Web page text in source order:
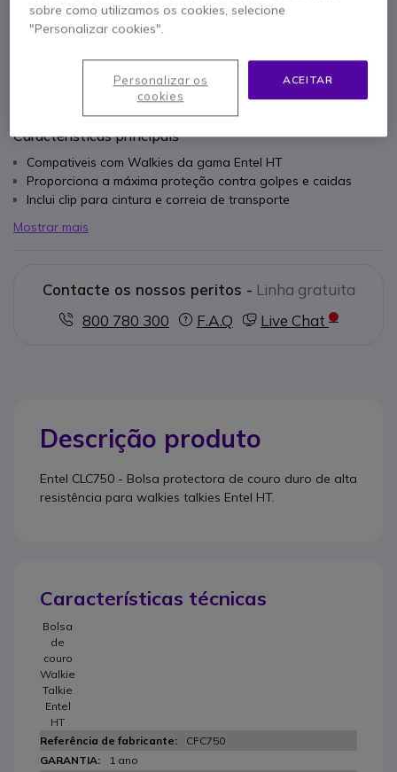
1 ano de garantiado fabricante
Características principais
Compativeis com Walkies da gama Entel HT
Proporciona a máxima proteção contra golpes e caidas
Inclui clip para cintura e correia de transporte
Mostrar mais
Contacte os nossos peritos - Linha gratuita
800 780 300
F.A.Q Live Chat
Descrição produto
Entel CLC750 - Bolsa protectora de couro duro de alta
resistência para walkies talkies Entel HT.
Características técnicas
Bolsa
de
couro
Walkie
Talkie
Entel
HT
CFC750
1 ano
sobre como utilizamos os cookies, selecione
"Personalizar cookies".
ACEITAR
Personalizar os
cookies